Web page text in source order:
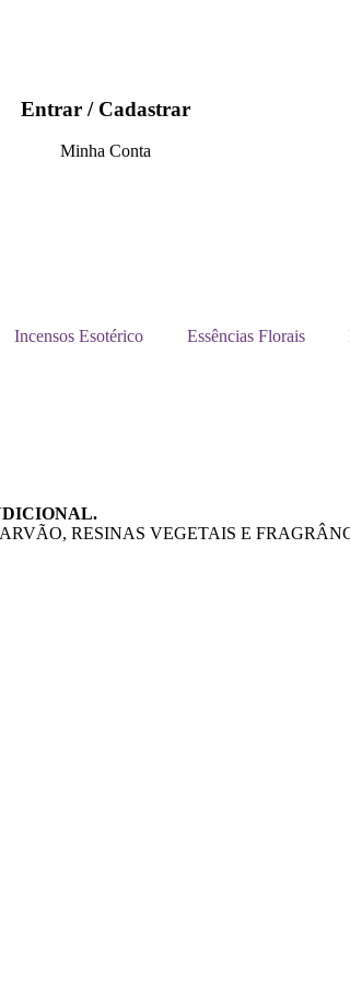
Entrar / Cadastrar
Minha Conta
Incensos Esotérico Essências Florais
RESINAS VEGETAIS E